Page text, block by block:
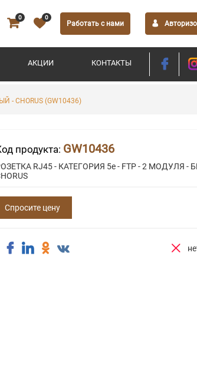
0 0
Работать с нами
АКЦИИ КОНТАКТЫ
- CHORUS (GW10436)
продукта: GW10436
RJ45 - КАТЕГОРИЯ 5e - FTP - 2 МОДУЛЯ -
Спросите цену